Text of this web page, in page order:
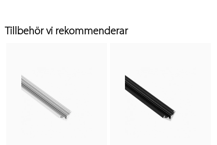
Tillbehör vi rekommenderar